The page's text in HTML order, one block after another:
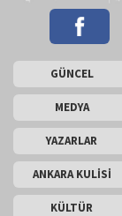
GÜNCEL
MEDYA
YAZARLAR
ANKARA KULİSİ
KÜLTÜR